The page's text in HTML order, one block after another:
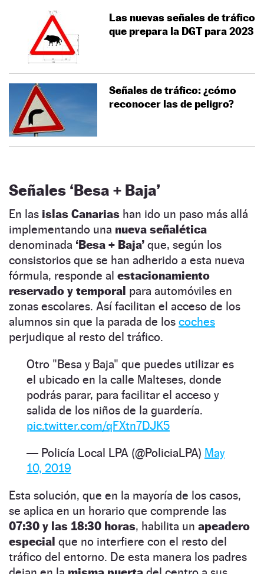
Las nuevas señales de tráfico
que prepara la DGT para 2023
Señales de tráfico: ¿cómo
reconocer las de peligro?
Señales ‘Besa + Baja’
En las islas Canarias han ido un paso más allá
implementando una nueva señalética
denominada ‘Besa + Baja’ que, según los
consistorios que se han adherido a esta nueva
fórmula, responde al estacionamiento
reservado y temporal para automóviles en
zonas escolares. Así facilitan el acceso de los
alumnos sin que la parada de los coches
perjudique al resto del tráfico.
Otro "Besa y Baja" que puedes utilizar es
el ubicado en la calle Malteses, donde
podrás parar, para facilitar el acceso y
salida de los niños de la guardería.
pic.twitter.com/qFXtn7DJK5
— Policía Local LPA (@PoliciaLPA) May
10, 2019
Esta solución, que en la mayoría de los casos,
se aplica en un horario que comprende las
07:30 y las 18:30 horas, habilita un apeadero
especial que no interfiere con el resto del
tráfico del entorno. De esta manera los padres